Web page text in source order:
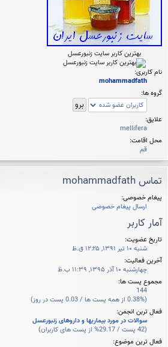
بهترین کاربر سایت زنبورعسل
نام کاربری:
mohammadfath
گروه ها:
علایق:
mellifera
محل اقامت:
قم
تماس mohammadfath
پیغام خصوصی:
ارسال پیغام خصوصی
آمار کاربر
تاریخ عضویت:
شنبه ۱۰ تیر ۱۳۹۱, ۱۲:۲۵ ق.ظ
آخرین فعالیت:
چهارشنبه ۱۰ آذر ۱۳۹۵, ۱۱:۳۹ ب.ظ
مجموع پست ها:
144
(0.38% از همه پست ها / 0.03 پست در روز)
فعال تربن انجمن:
سوالات در مورد بیماریها و داروهای زنبورعسل
(42 پست / 29.17% از پست های کاربران)
فعال ترین موضوع: